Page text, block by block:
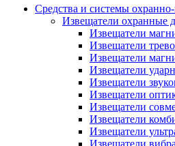
Средства и системы
Извещатели охранные
Извещатели
Извещатели
Извещатели
Извещатели
Извещатели
Извещатели
Извещатели
Извещатели
Извещатели
Извещатели